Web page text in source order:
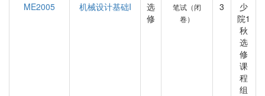
ME2005
机械设计基础I
选
修
笔试（闭
卷）
3
少
院1
秋
选
修
课
程
组